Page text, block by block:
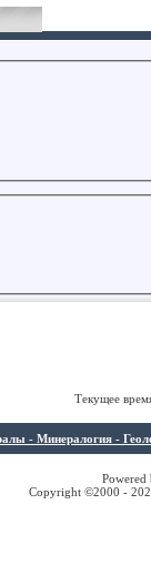
Текущее
- Минералогия -
Copyright ©2000 -